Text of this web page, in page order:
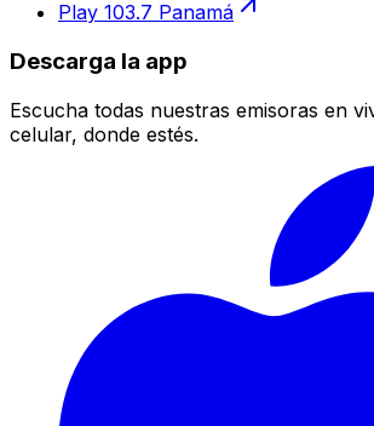
Play 103.7 Panamá
Descarga la app
Escucha todas nuestras emisoras en
celular, donde estés.